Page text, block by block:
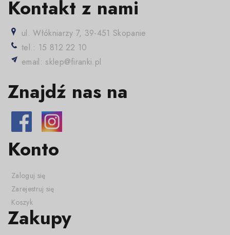
Kontakt z nami
ul. Włókniarzy 7, 39-451 Skopanie
tel.: 15 812 22 10
email: sklep@firanki.pl
Znajdź nas na
Konto
Zaloguj się
Zarejestruj się
Koszyk
Zakupy